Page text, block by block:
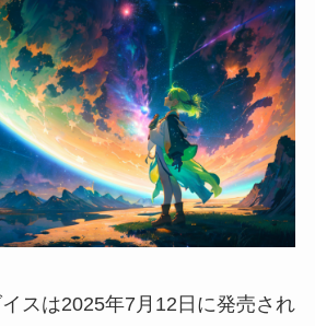
スは2025年7月12日に発売され